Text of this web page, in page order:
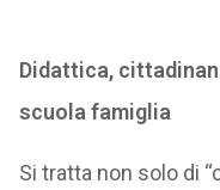
Didattica,
scuola famiglia
Si tratta non solo di